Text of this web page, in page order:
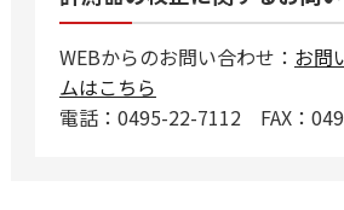
WEBからのお問い合わせ： お問
ムはこちら
電話：0495-22-7112 FAX：